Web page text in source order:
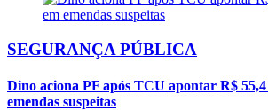
SEGURANÇA PÚBLICA
Dino aciona PF após TCU apontar R$ 55,4
emendas suspeitas